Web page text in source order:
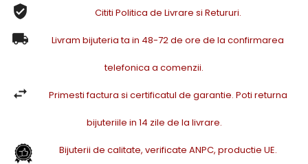
Cititi Politica de Livrare si Retururi.
Livram bijuteria ta in 48-72 de ore de la confirmarea
telefonica a comenzii.
Primesti factura si certificatul de garantie. Poti returna
bijuteriile in 14 zile de la livrare.
Bijuterii de calitate, verificate ANPC, productie UE.